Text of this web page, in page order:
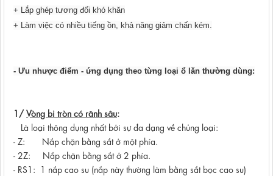
+ Lắp ghép tương đối khó khăn
+ Làm việc có nhiều tiếng ồn, khả năng giảm chấn kém.
- Ưu nhược điểm - ứng dụng theo từng loại ổ lăn thường dùng:
1/Vòng bi tròn có rãnh sâu:
Là loại thông dụng nhất bởi sự đa dạng về chủng loại:
- Z: Nắp chặn bằng sắt ở một phía.
- 2Z: Nắp chặn bằng sắt ở 2 phía.
- RS1: 1 nắp cao su (nắp này thường làm bằng sắt bọc cao su)